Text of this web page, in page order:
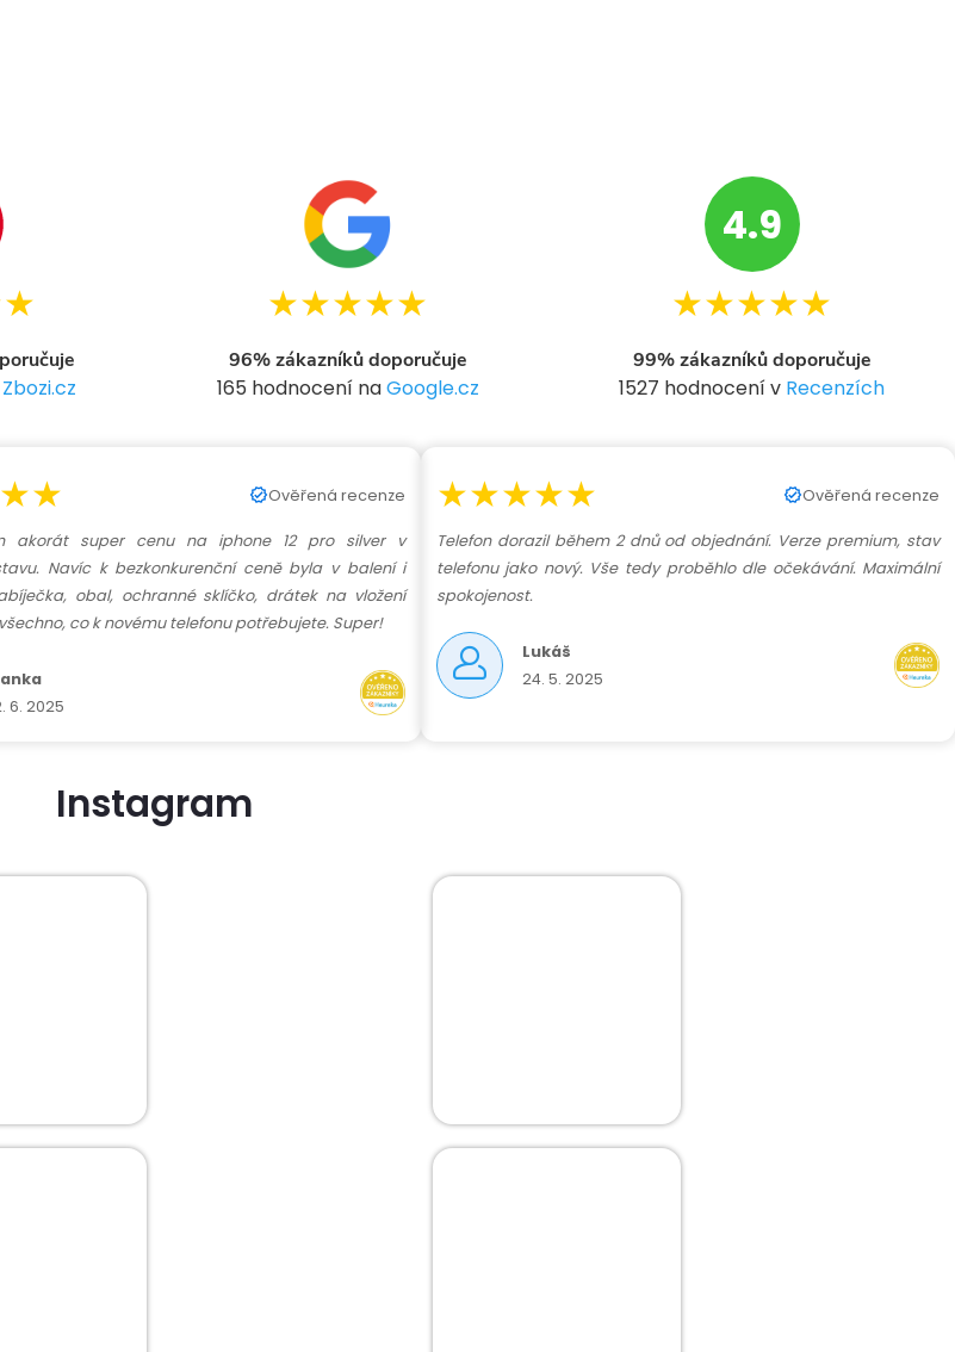
Zbozi.cz
★★★★★
96% zákazníků doporučuje
165 hodnocení naGoogle.cz
4.9
★★★★★
99% zákazníků doporučuje
1527 hodnocení v Recenzích
Ověřená recenze
akorát super cenu na iphone 12 pro silver v
Navíc k bezkonkurenční ceně byla v balení i
obal, ochranné sklíčko, drátek na vložení
co k novému telefonu potřebujete. Super!
6. 2025
★★★★★ Ověřená recenze
Telefon dorazil během 2 dnů od objednání. Verze premium, stav
telefonu jako nový. Vše tedy proběhlo dle očekávání. Maximální
spokojenost.
Lukáš
24. 5. 2025
Instagram